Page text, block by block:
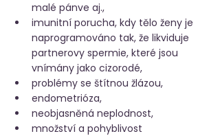
malé pánve aj.,
imunitní porucha, kdy tělo ženy je
naprogramováno tak, že likviduje
partnerovy spermie, které jsou
vnímány jako cizorodé,
problémy se štítnou žlázou,
endometrióza,
neobjasněná neplodnost,
množství a pohyblivost